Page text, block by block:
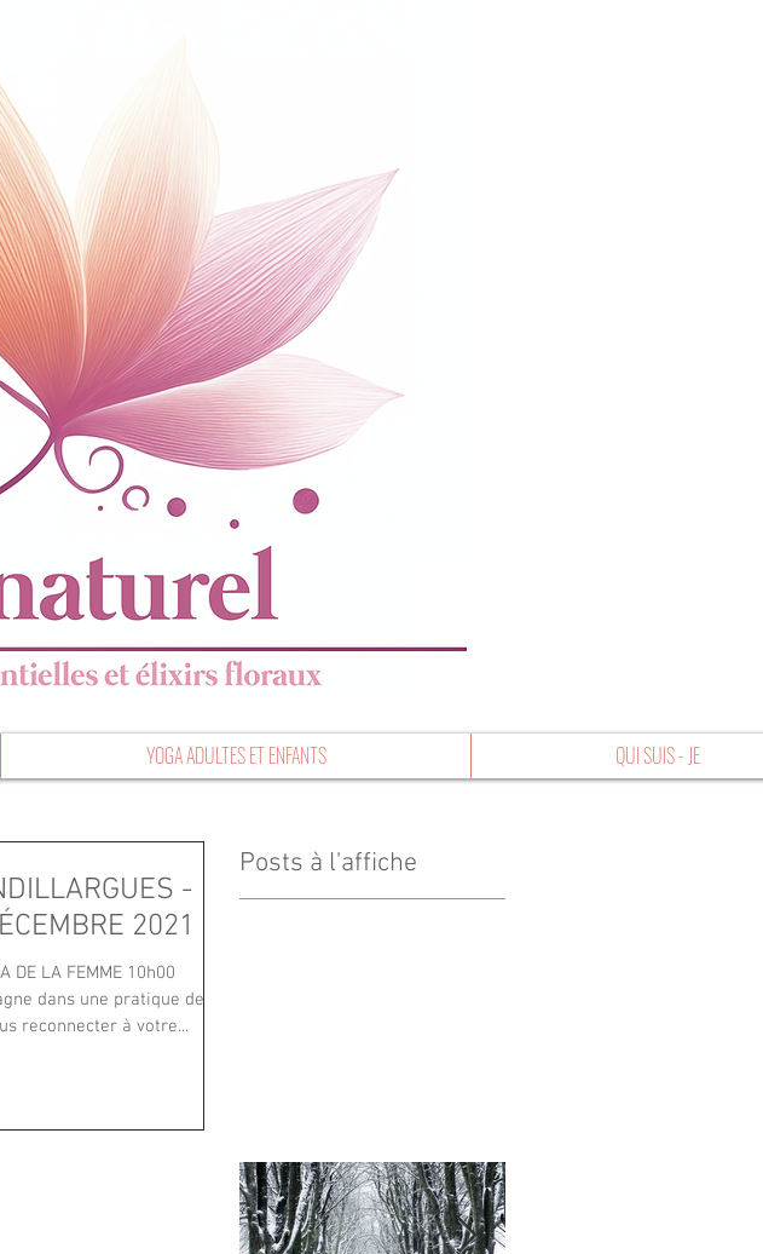
YOGA ADULTES ET ENFANTS QUI SUIS - JE
-
2021
DE LA FEMME 10h00
dans une pratique de
reconnecter à votre...
Posts à l'affiche